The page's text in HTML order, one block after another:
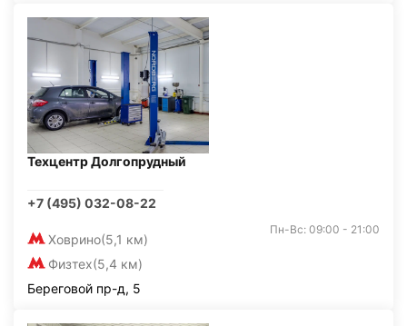
Техцентр Долгопрудный
+7 (495) 032-08-22
Ховрино(5,1 км)
Физтех(5,4 км)
Пн-Вс: 09:00 - 21:00
Береговой пр-д, 5